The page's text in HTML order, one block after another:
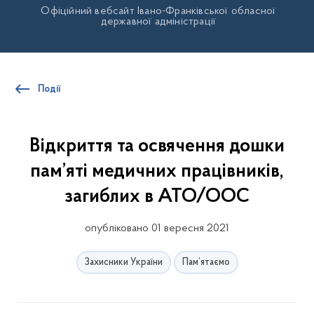
Офіційний вебсайт Івано-Франківської обласної
державної адміністрації
Події
Відкриття та освячення дошки
пам’яті медичних працівників,
загиблих в АТО/ООС
опубліковано 01 вересня 2021
Захисники України Пам’ятаємо